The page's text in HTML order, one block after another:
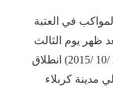
في العتبة
ظهر يوم الثالث
عشر من محرم الحرام الموافق الثلاثاء (27 /10 /2015) انطلاق
مدينة كربلاء